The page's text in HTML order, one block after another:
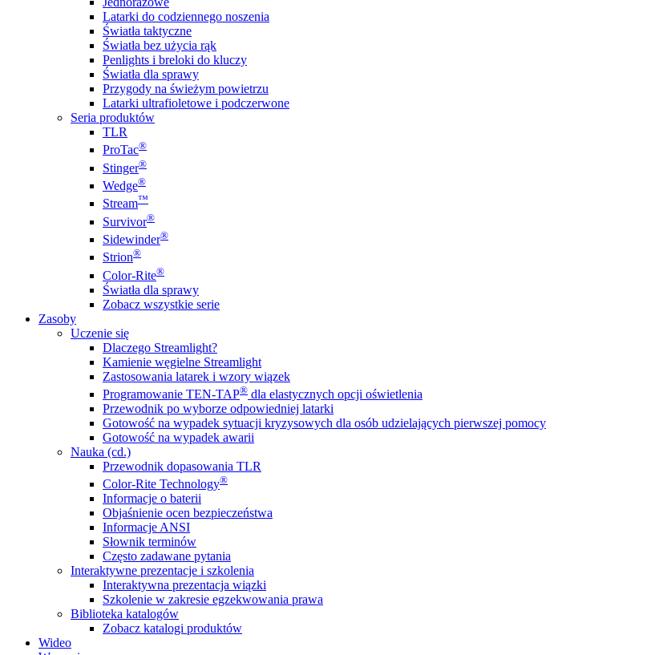
Latarki do codziennego noszenia
Światła taktyczne
Światła bez użycia rąk
Penlights i breloki do kluczy
Światła dla sprawy
Przygody na świeżym powietrzu
Latarki ultrafioletowe i podczerwone
Seria produktów
TLR
ProTac®
Stinger®
Wedge®
Stream™
Survivor®
Sidewinder®
Strion®
Color-Rite®
Światła dla sprawy
Zobacz wszystkie serie
Zasoby
Uczenie się
Dlaczego Streamlight?
Kamienie węgielne Streamlight
Zastosowania latarek i wzory wiązek
Programowanie TEN-TAP® dla elastycznych opcji oświetlenia
Przewodnik po wyborze odpowiedniej latarki
Gotowość na wypadek sytuacji kryzysowych dla osób udzielających pierwszej pomocy
Gotowość na wypadek awarii
Nauka (cd.)
Przewodnik dopasowania TLR
Color-Rite Technology®
Informacje o baterii
Objaśnienie ocen bezpieczeństwa
Informacje ANSI
Słownik terminów
Często zadawane pytania
Interaktywne prezentacje i szkolenia
Interaktywna prezentacja wiązki
Szkolenie w zakresie egzekwowania prawa
Biblioteka katalogów
Zobacz katalogi produktów
Wideo